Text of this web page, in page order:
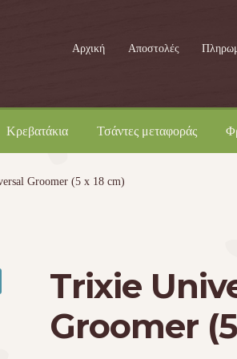
Αρχική Αποστολές
Κρεβατάκια Τσάντες μεταφοράς
Groomer (5 x 18 cm)
Trixie
Groomer